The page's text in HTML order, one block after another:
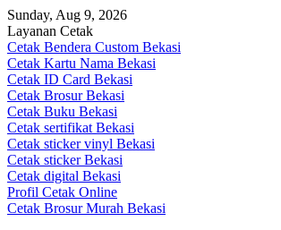
Skip
to
content
Sunday, Aug 9, 2026
Layanan Cetak
Cetak Bendera Custom Bekasi
Cetak Kartu Nama Bekasi
Cetak ID Card Bekasi
Cetak Brosur Bekasi
Cetak Buku Bekasi
Cetak sertifikat Bekasi
Cetak sticker vinyl Bekasi
Cetak sticker Bekasi
Cetak digital Bekasi
Profil Cetak Online
Cetak Brosur Murah Bekasi